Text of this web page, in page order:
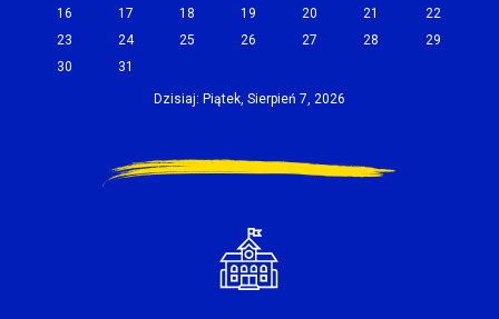
16
17 18 19 20 21
22
23
24 25 26 27 28
29
30
31
Dzisiaj: Piątek, Sierpień 7, 2026